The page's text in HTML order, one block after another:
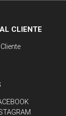
CLIENTE